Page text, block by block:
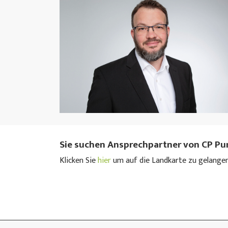
Sie suchen Ansprechpartner von CP
Klicken Siehierum auf die Landkarte zu